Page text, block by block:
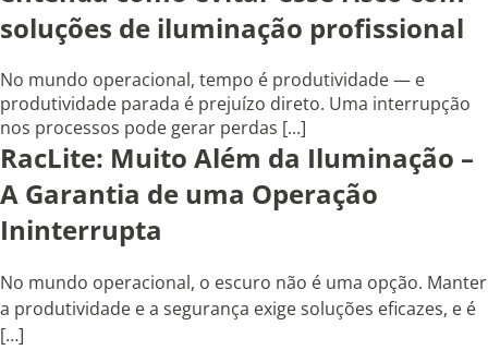
soluções de iluminação profissional
No mundo operacional, tempo é produtividade — e
produtividade parada é prejuízo direto. Uma interrupção
nos processos pode gerar perdas [...]
RacLite: Muito Além da Iluminação –
A Garantia de uma Operação
Ininterrupta
No mundo operacional, o escuro não é uma opção. Manter
a produtividade e a segurança exige soluções eficazes, e é
[…]